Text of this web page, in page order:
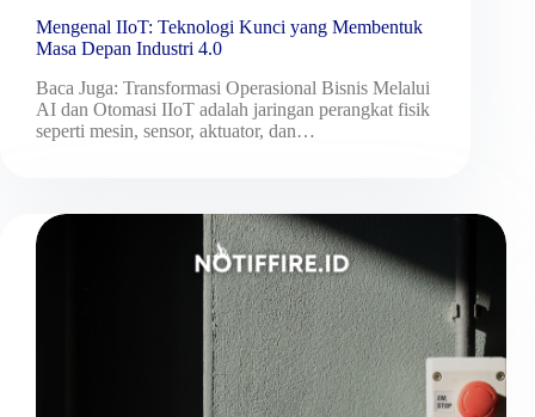
Mengenal IIoT: Teknologi Kunci yang Membentuk
Masa Depan Industri 4.0
Baca Juga: Transformasi Operasional Bisnis Melalui
AI dan Otomasi IIoT adalah jaringan perangkat fisik
seperti mesin, sensor, aktuator, dan…